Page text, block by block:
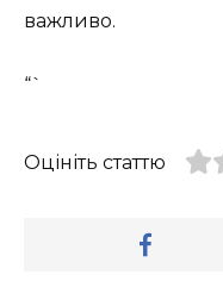
важливо.
“`
Оцініть статтю